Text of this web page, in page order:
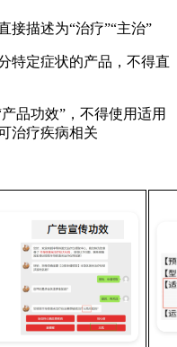
描述为“治疗”“主治”
特定症状的产品，不得直
品功效”，不得使用适用
治疗疾病相关